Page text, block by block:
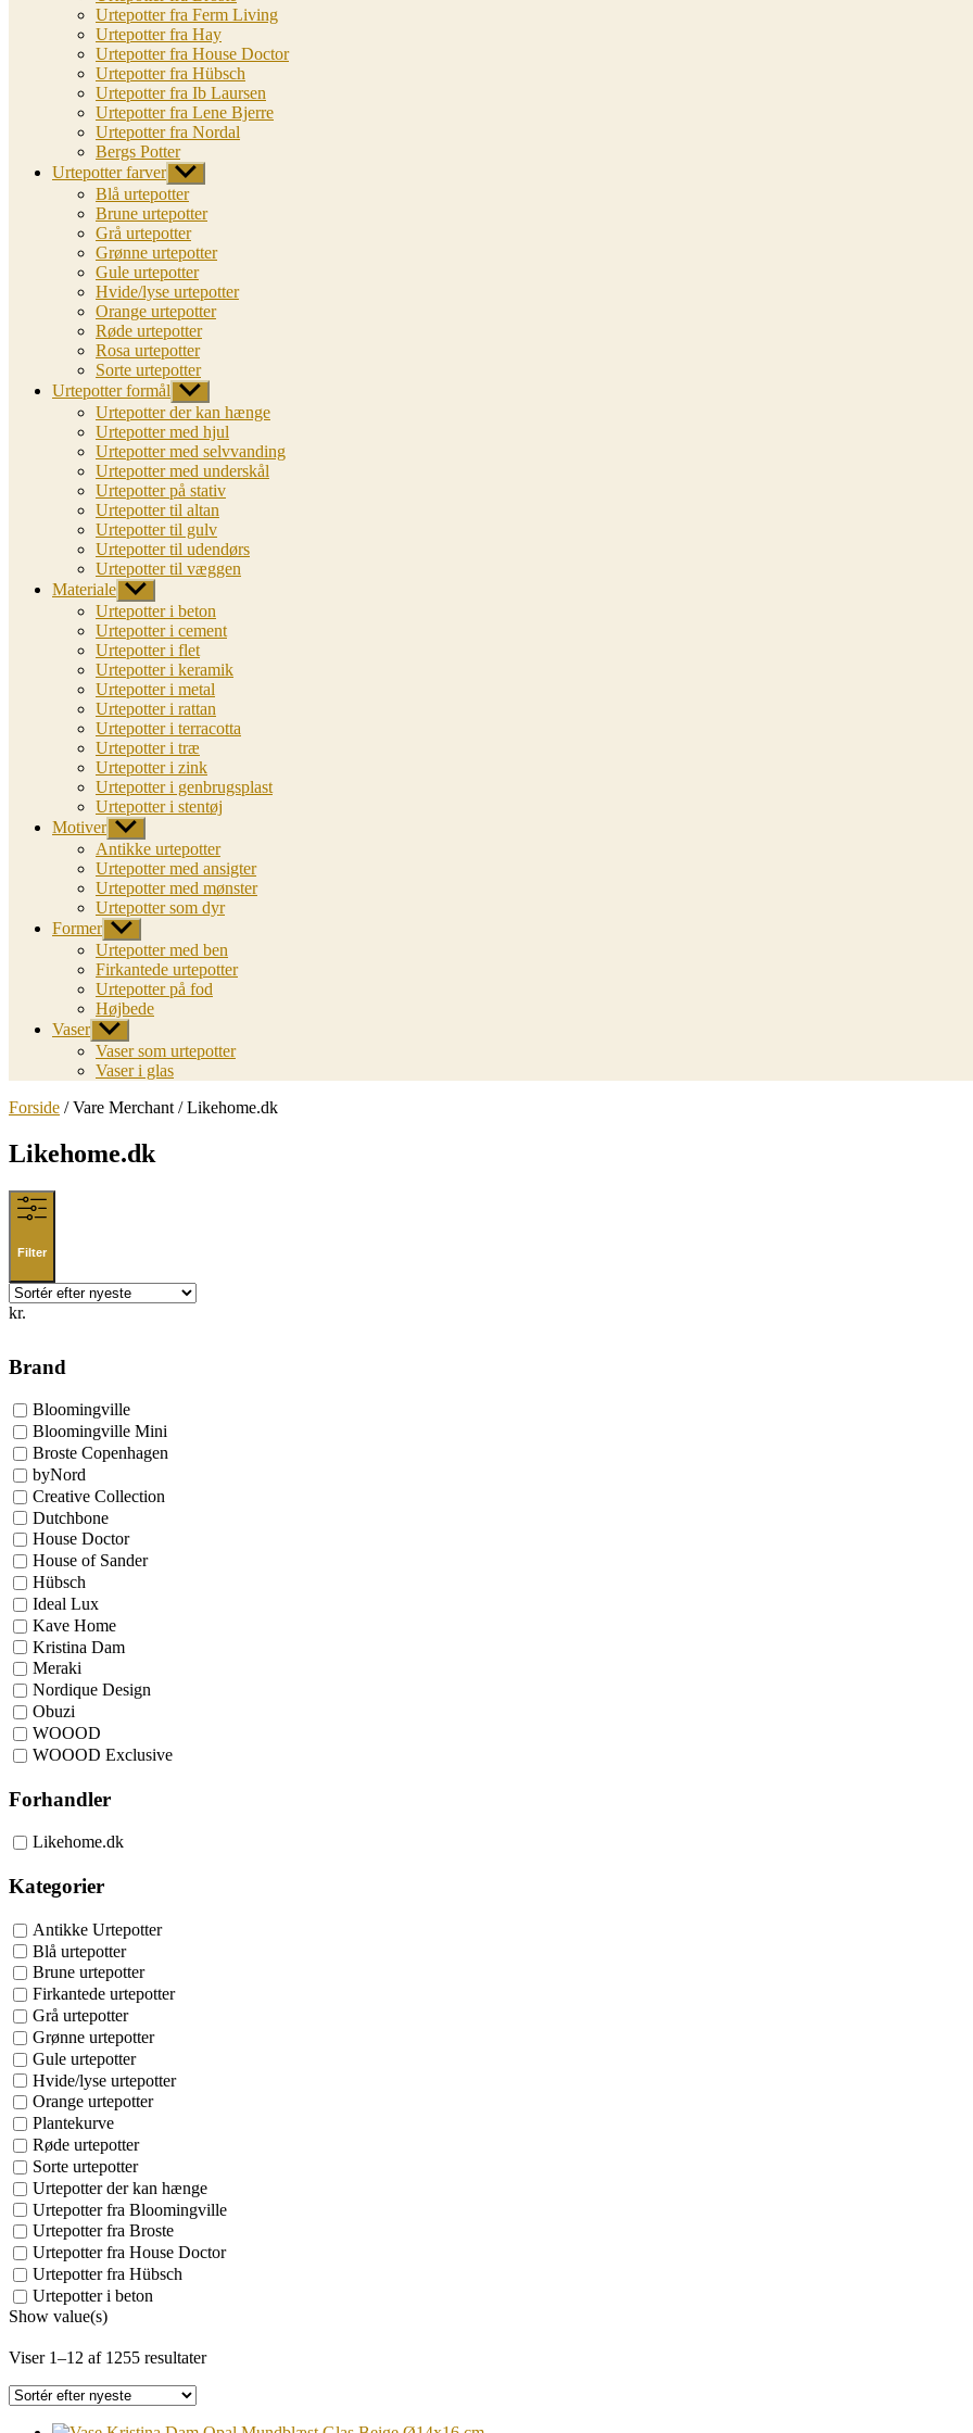
Urtepotter fra Ferm Living
Urtepotter fra Hay
Urtepotter fra House Doctor
Urtepotter fra Hübsch
Urtepotter fra Ib Laursen
Urtepotter fra Lene Bjerre
Urtepotter fra Nordal
Bergs Potter
Urtepotter farver Vis
undermenu
Blå urtepotter
Brune urtepotter
Grå urtepotter
Grønne urtepotter
Gule urtepotter
Hvide/lyse urtepotter
Orange urtepotter
Røde urtepotter
Rosa urtepotter
Sorte urtepotter
Urtepotter formål Vis
undermenu
Urtepotter der kan hænge
Urtepotter med hjul
Urtepotter med selvvanding
Urtepotter med underskål
Urtepotter på stativ
Urtepotter til altan
Urtepotter til gulv
Urtepotter til udendørs
Urtepotter til væggen
Materiale Vis
undermenu
Urtepotter i beton
Urtepotter i cement
Urtepotter i flet
Urtepotter i keramik
Urtepotter i metal
Urtepotter i rattan
Urtepotter i terracotta
Urtepotter i træ
Urtepotter i zink
Urtepotter i genbrugsplast
Urtepotter i stentøj
Motiver Vis
undermenu
Antikke urtepotter
Urtepotter med ansigter
Urtepotter med mønster
Urtepotter som dyr
Former Vis
undermenu
Urtepotter med ben
Firkantede urtepotter
Urtepotter på fod
Højbede
Vaser Vis
undermenu
Vaser som urtepotter
Vaser i glas
Forside / Vare Merchant / Likehome.dk
Likehome.dk
Filter
kr.
Brand
Bloomingville
Bloomingville Mini
Broste Copenhagen
byNord
Creative Collection
Dutchbone
House Doctor
House of Sander
Hübsch
Ideal Lux
Kave Home
Kristina Dam
Meraki
Nordique Design
Obuzi
WOOOD
WOOOD Exclusive
Forhandler
Likehome.dk
Kategorier
Antikke Urtepotter
Blå urtepotter
Brune urtepotter
Firkantede urtepotter
Grå urtepotter
Grønne urtepotter
Gule urtepotter
Hvide/lyse urtepotter
Orange urtepotter
Plantekurve
Røde urtepotter
Sorte urtepotter
Urtepotter der kan hænge
Urtepotter fra Bloomingville
Urtepotter fra Broste
Urtepotter fra House Doctor
Urtepotter fra Hübsch
Urtepotter i beton
Show value(s)
Viser 1–12 af 1255 resultaterSorted